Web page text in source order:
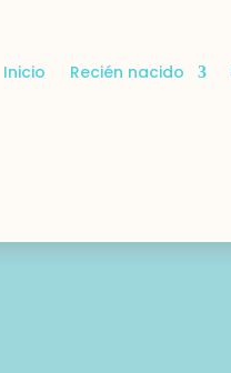
Inicio Recién nacido